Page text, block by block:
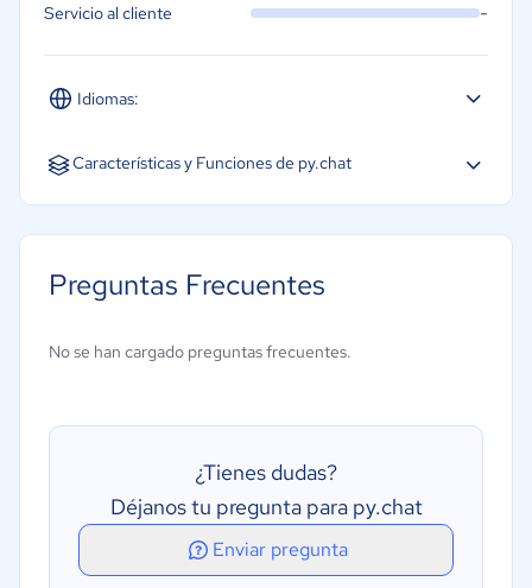
Turismo
Contabilidad
Moda y textiles
Idiomas:
Español Inglés Portugués
Servicio al cliente -
Características y Funciones de py.chat
Robot preconfigurado
Preguntas Frecuentes
No se han cargado preguntas frecuentes.
¿Tienes dudas?
Déjanos tu pregunta para py.chat
Enviar pregunta